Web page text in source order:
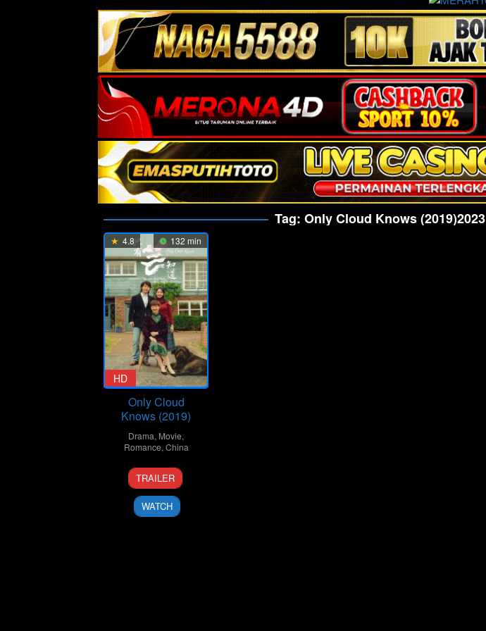
Tag: Only Cloud Knows (2019)2023
4.8 132 min
HD
Only Cloud
Knows (2019)
Drama, Movie,
Romance, China
20
Dec
2019
Feng
Xiaogang
TRAILER
WATCH